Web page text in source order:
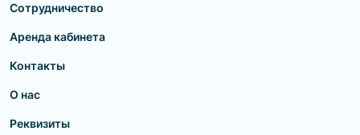
Сотрудничество
Аренда кабинета
Контакты
О нас
Реквизиты